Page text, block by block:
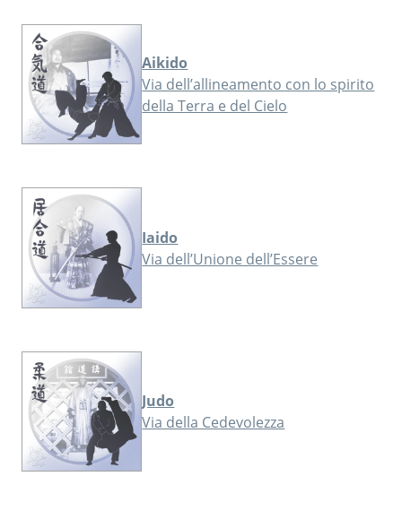
Aikido
Via dell’allineamento con lo spirito
della Terra e del Cielo
Iaido
Via dell’Unione dell’Essere
Judo
Via della Cedevolezza